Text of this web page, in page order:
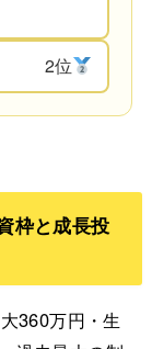
2位
枠と成長投
360万円・生